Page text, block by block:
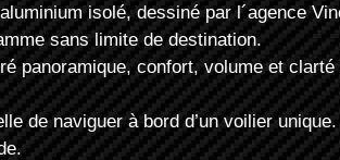
isolé, dessiné par l´agence
sans limite de destination.
panoramique, confort, volume et
de naviguer à bord d’un voilier unique.